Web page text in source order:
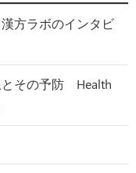
方ラボのインタビ
とその予防 Health